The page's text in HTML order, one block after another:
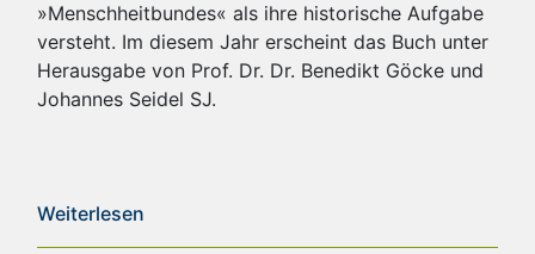
»Menschheitbundes« als ihre historische Aufgabe
versteht. Im diesem Jahr erscheint das Buch unter
Herausgabe von Prof. Dr. Dr. Benedikt Göcke und
Johannes Seidel SJ.
Weiterlesen